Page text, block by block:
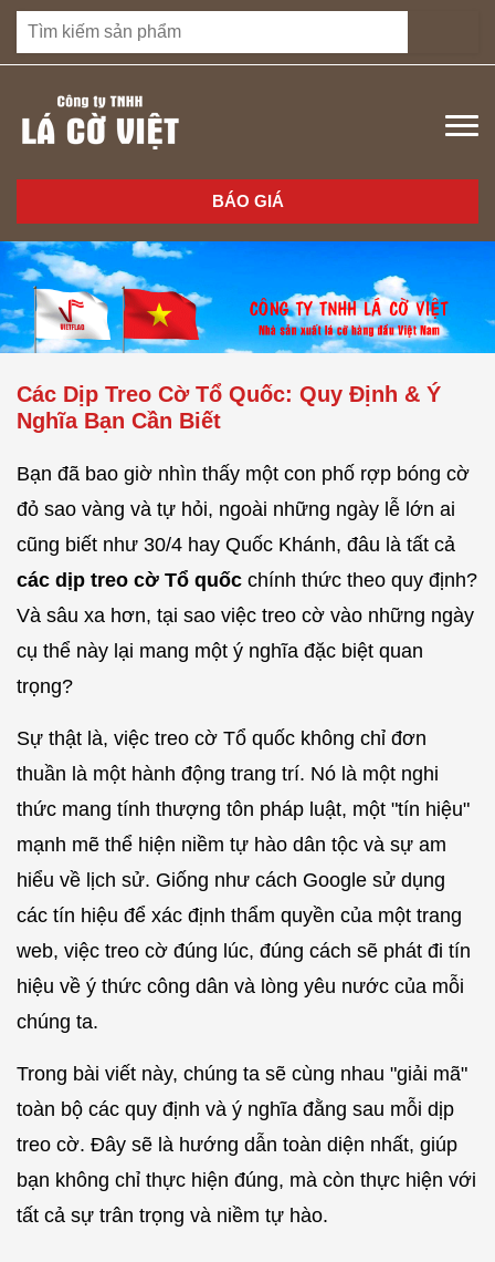
BÁO GIÁ
Các Dịp Treo Cờ Tổ Quốc: Quy Định & Ý
Nghĩa Bạn Cần Biết
Bạn đã bao giờ nhìn thấy một con phố rợp bóng cờ
đỏ sao vàng và tự hỏi, ngoài những ngày lễ lớn ai
cũng biết như 30/4 hay Quốc Khánh, đâu là tất cả
các dịp treo cờ Tổ quốc chính thức theo quy định?
Và sâu xa hơn, tại sao việc treo cờ vào những ngày
cụ thể này lại mang một ý nghĩa đặc biệt quan
trọng?
Sự thật là, việc treo cờ Tổ quốc không chỉ đơn
thuần là một hành động trang trí. Nó là một nghi
thức mang tính thượng tôn pháp luật, một "tín hiệu"
mạnh mẽ thể hiện niềm tự hào dân tộc và sự am
hiểu về lịch sử. Giống như cách Google sử dụng
các tín hiệu để xác định thẩm quyền của một trang
web, việc treo cờ đúng lúc, đúng cách sẽ phát đi tín
hiệu về ý thức công dân và lòng yêu nước của mỗi
chúng ta.
Trong bài viết này, chúng ta sẽ cùng nhau "giải mã"
toàn bộ các quy định và ý nghĩa đằng sau mỗi dịp
treo cờ. Đây sẽ là hướng dẫn toàn diện nhất, giúp
bạn không chỉ thực hiện đúng, mà còn thực hiện với
tất cả sự trân trọng và niềm tự hào.